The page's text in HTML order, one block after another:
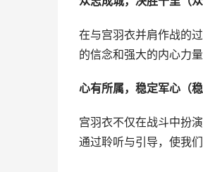
在与宫羽衣并肩作战的
的信念和强大的内心力
心有所属，稳定军心（稳
宫羽衣不仅在战斗中扮
通过聆听与引导，使我